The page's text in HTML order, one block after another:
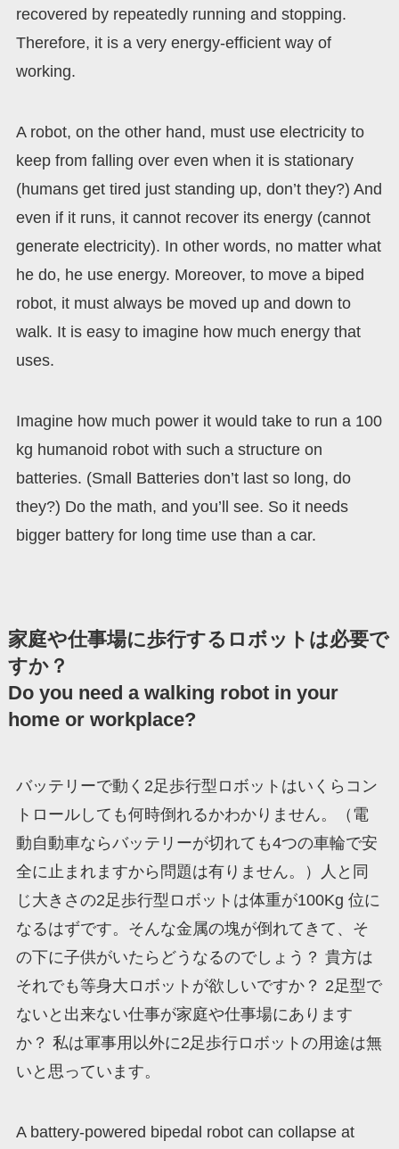
recovered by repeatedly running and stopping.
Therefore, it is a very energy-efficient way of
working.
A robot, on the other hand, must use electricity to
keep from falling over even when it is stationary
(humans get tired just standing up, don’t they?) And
even if it runs, it cannot recover its energy (cannot
generate electricity). In other words, no matter what
he do, he use energy. Moreover, to move a biped
robot, it must always be moved up and down to
walk. It is easy to imagine how much energy that
uses.
Imagine how much power it would take to run a 100
kg humanoid robot with such a structure on
batteries. (Small Batteries don’t last so long, do
they?) Do the math, and you’ll see. So it needs
bigger battery for long time use than a car.
家庭や仕事場に歩行するロボットは必要で
すか？
Do you need a walking robot in your
home or workplace?
バッテリーで動く2足歩行型ロボットはいくらコン
トロールしても何時倒れるかわかりません。（電
動自動車ならバッテリーが切れても4つの車輪で安
全に止まれますから問題は有りません。）人と同
じ大きさの2足歩行型ロボットは体重が100Kg 位に
なるはずです。そんな金属の塊が倒れてきて、そ
の下に子供がいたらどうなるのでしょう？ 貴方は
それでも等身大ロボットが欲しいですか？ 2足型で
ないと出来ない仕事が家庭や仕事場にあります
か？ 私は軍事用以外に2足歩行ロボットの用途は無
いと思っています。
A battery-powered bipedal robot can collapse at